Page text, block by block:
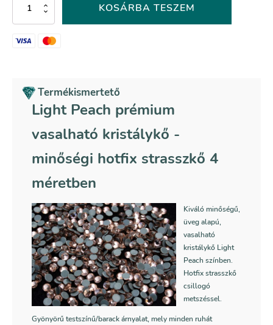
Peach
prémium
vasalható
KOSÁRBA TESZEM
Termékismertető
Light Peach prémium
vasalható kristálykő -
minőségi hotfix strasszkő 4
méretben
Kiváló minőségű,
üveg alapú,
vasalható
kristálykő Light
Peach színben.
Hotfix strasszkő
csillogó
metszéssel.
Gyönyörű testszínű/barack árnyalat, mely minden ruhát